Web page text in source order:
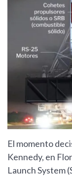
El momento
Kennedy, en
Launch System